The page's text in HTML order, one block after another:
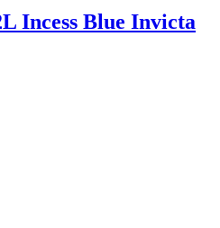
Incess Blue Invicta